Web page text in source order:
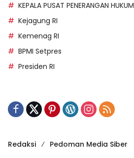
KEPALA PUSAT PENERANGAN HUKUM
Kejagung RI
Kemenag RI
BPMI Setpres
Presiden RI
Redaksi
Pedoman Media Siber